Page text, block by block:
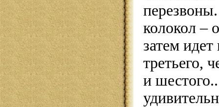
колокол –
затем
третьего,
и